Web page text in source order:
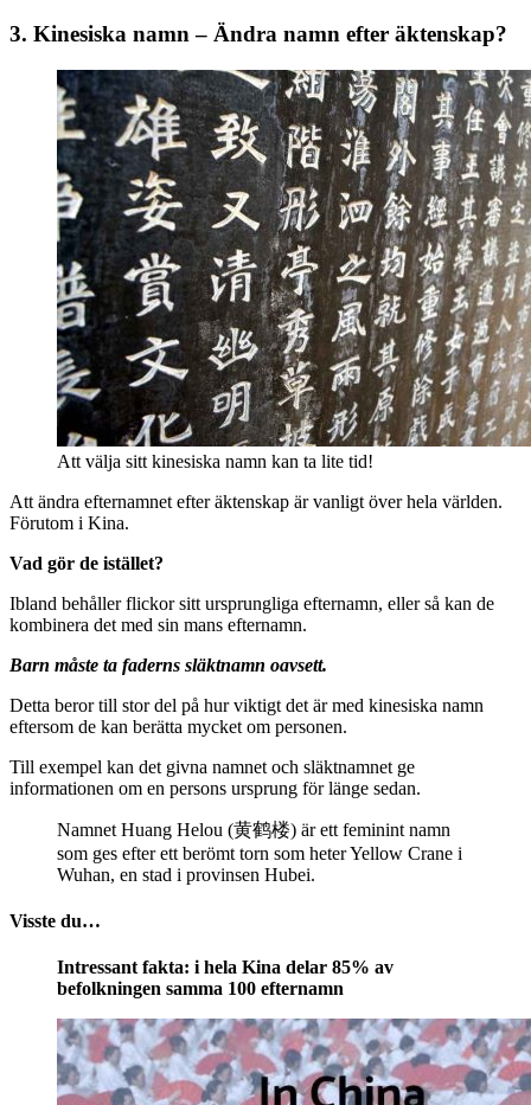
3. Kinesiska namn – Ändra namn efter äktenskap?
Att välja sitt kinesiska namn kan ta lite tid!
Att ändra efternamnet efter äktenskap är vanligt över hela världen.
Förutom i Kina.
Vad gör de istället?
Ibland behåller flickor sitt ursprungliga efternamn, eller så kan de
kombinera det med sin mans efternamn.
Barn måste ta faderns släktnamn oavsett.
Detta beror till stor del på hur viktigt det är med kinesiska namn
eftersom de kan berätta mycket om personen.
Till exempel kan det givna namnet och släktnamnet ge
informationen om en persons ursprung för länge sedan.
Namnet Huang Helou (黄鹤楼) är ett feminint namn
som ges efter ett berömt torn som heter Yellow Crane i
Wuhan, en stad i provinsen Hubei.
Visste du…
Intressant fakta: i hela Kina delar 85% av
befolkningen samma 100 efternamn